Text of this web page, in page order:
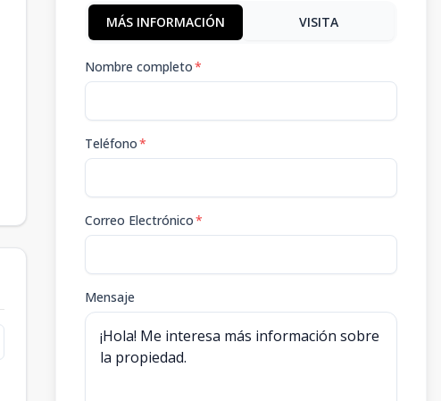
MÁS INFORMACIÓN VISITA
Nombre completo*
Teléfono*
Correo Electrónico*
Mensaje